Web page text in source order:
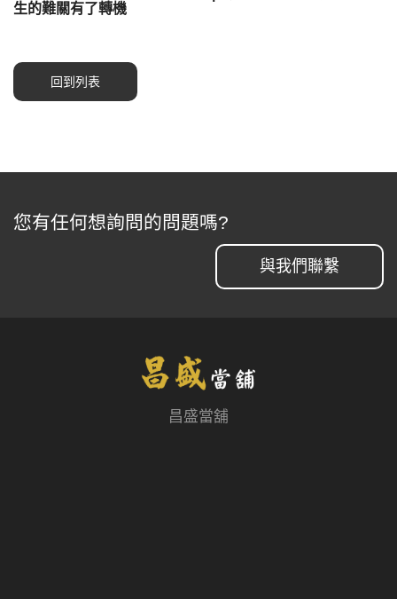
生的難關有了轉機
回到列表
您有任何想詢問的問題嗎?
與我們聯繫
昌盛當舖